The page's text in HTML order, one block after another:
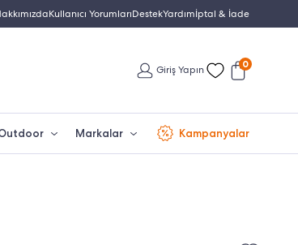
& Türkiye Distribütör Garantisi Türkiye'nin En Büyük Beko
Kullanıcı YorumlarıDestekYardımİptal & İade
Giriş Yapın 0
Markalar Kampanyalar